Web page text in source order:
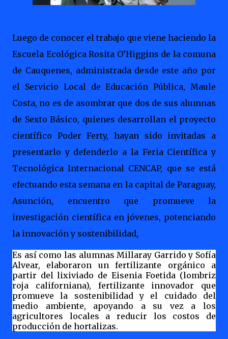
Luego de conocer el trabajo que viene haciendo la
Escuela Ecológica Rosita O’Higgins de la comuna
de Cauquenes, administrada desde este año por
el Servicio Local de Educación Pública, Maule
Costa, no es de asombrar que dos de sus alumnas
de Sexto Básico, quienes desarrollan el proyecto
científico Poder Ferty, hayan sido invitadas a
presentarlo y defenderlo a la Feria Científica y
Tecnológica Internacional CENCAP, que se está
efectuando esta semana en la capital de Paraguay,
Asunción, encuentro que promueve la
investigación científica en jóvenes, potenciando
la innovación y sostenibilidad,
Es así como las alumnas Millaray Garrido y Sofía
Alvear, elaboraron un fertilizante orgánico a
partir del lixiviado de Eisenia Foetida (lombriz
roja californiana), fertilizante innovador que
promueve la sostenibilidad y el cuidado del
medio ambiente, apoyando a su vez a los
agricultores locales a reducir los costos de
producción de hortalizas.